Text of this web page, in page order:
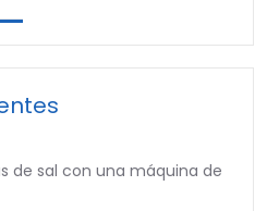
de sal con una máquina de